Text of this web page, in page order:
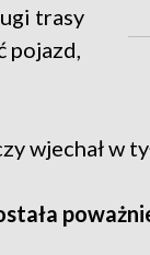
trasy
pojazd,
wjechał w